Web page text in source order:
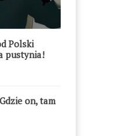
Polski
pustynia!
on, tam